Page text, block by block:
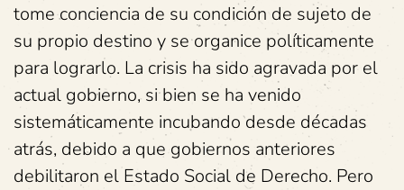
tome conciencia de su condición de sujeto de
su propio destino y se organice políticamente
para lograrlo. La crisis ha sido agravada por el
actual gobierno, si bien se ha venido
sistemáticamente incubando desde décadas
atrás, debido a que gobiernos anteriores
debilitaron el Estado Social de Derecho. Pero